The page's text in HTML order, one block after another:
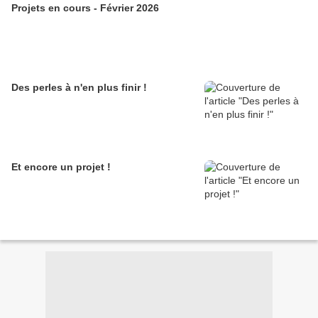
Projets en cours - Février 2026
Des perles à n'en plus finir !
Et encore un projet !